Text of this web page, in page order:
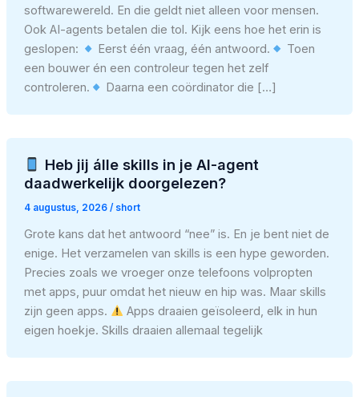
softwarewereld. En die geldt niet alleen voor mensen.
Ook AI-agents betalen die tol. Kijk eens hoe het erin is
geslopen:
Eerst één vraag, één antwoord.
Toen
een bouwer én een controleur tegen het zelf
controleren.
Daarna een coördinator die […]
Heb jij álle skills in je AI-agent
daadwerkelijk doorgelezen?
4 augustus, 2026 / short
Grote kans dat het antwoord “nee” is. En je bent niet de
enige. Het verzamelen van skills is een hype geworden.
Precies zoals we vroeger onze telefoons volpropten
met apps, puur omdat het nieuw en hip was. Maar skills
zijn geen apps.
Apps draaien geïsoleerd, elk in hun
eigen hoekje. Skills draaien allemaal tegelijk